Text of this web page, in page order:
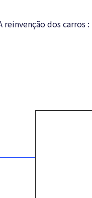
reinvenção dos